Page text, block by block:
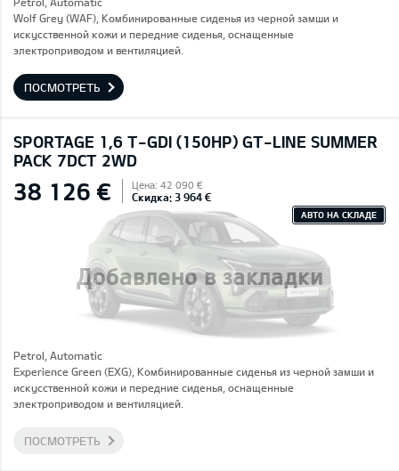
Wolf Grey (WAF), Комбинированные сиденья из черной замши и
искусственной кожи и передние сиденья, оснащенные
электроприводом и вентиляцией.
ПОСМОТРЕТЬ
SPORTAGE 1,6 T-GDI (150HP) GT-LINE SUMMER
PACK 7DCT 2WD
Добавлено в закладки
38 126 € Цена: 42 090 €
Скидка: 3 964 €
АВТО НА СКЛАДЕ
Petrol, Automatic
Experience Green (EXG), Комбинированные сиденья из черной замши и
искусственной кожи и передние сиденья, оснащенные
электроприводом и вентиляцией.
ПОСМОТРЕТЬ